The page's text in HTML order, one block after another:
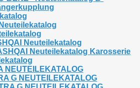
Neuteilekatalog
Neuteilekatalog Karosserie
NEUTEILEKATALOG
G NEUTEILEKATALOG